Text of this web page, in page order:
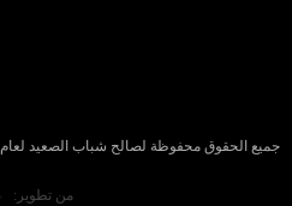
جميع الحقوق محفوظة لصالح شباب الصعيد لعام 2023
من تطوير: